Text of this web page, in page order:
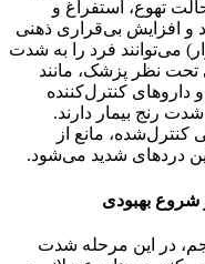
تهوع، استفراغ و
و افزایش بی‌قراری ذهنی
می‌توانند فرد را به شدت
تحت نظر پزشک، مانند
داروهای کنترل‌کننده
رنج بیمار دارند.
مانع از
دردهای شدید می‌شود.
بهبودی
در این مرحله شدت